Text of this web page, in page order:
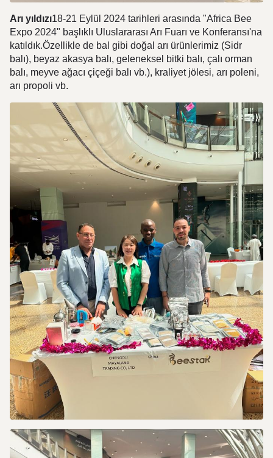
Arı yıldızı18-21 Eylül 2024 tarihleri arasında "Africa Bee
Expo 2024" başlıklı Uluslararası Arı Fuarı ve Konferansı'na
katıldık.Özellikle de bal gibi doğal arı ürünlerimiz (Sidr
balı), beyaz akasya balı, geleneksel bitki balı, çalı orman
balı, meyve ağacı çiçeği balı vb.), kraliyet jölesi, arı poleni,
arı propoli vb.